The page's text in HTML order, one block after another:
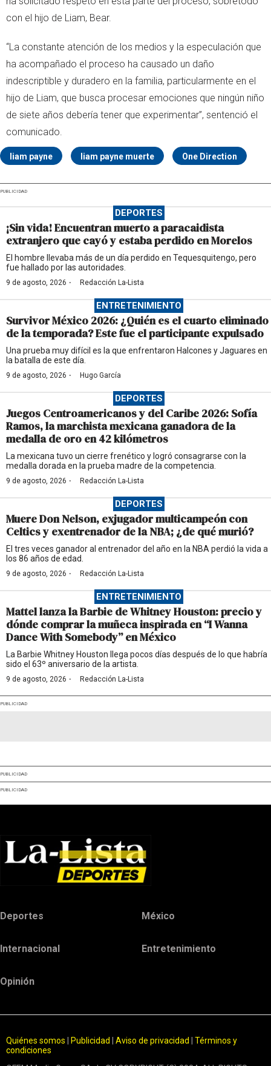
con el hijo de Liam, Bear.
“La constante atención de los medios y la especulación que
ha acompañado el proceso ha causado un daño
indescriptible y duradero en la familia, particularmente en el
hijo de Liam, que busca procesar emociones que ningún niño
de siete años debería tener que experimentar”, sentenció el
comunicado.
liam payne liam payne muerte One Direction
PUBLICIDAD
DEPORTES
¡Sin vida! Encuentran muerto a paracaidista
extranjero que cayó y estaba perdido en Morelos
El hombre llevaba más de un día perdido en Tequesquitengo, pero
fue hallado por las autoridades.
9 de agosto, 2026 · Redacción La-Lista
ENTRETENIMIENTO
Survivor México 2026: ¿Quién es el cuarto eliminado
de la temporada? Este fue el participante expulsado
Una prueba muy difícil es la que enfrentaron Halcones y Jaguares en
la batalla de este día.
9 de agosto, 2026 · Hugo García
DEPORTES
Juegos Centroamericanos y del Caribe 2026: Sofía
Ramos, la marchista mexicana ganadora de la
medalla de oro en 42 kilómetros
La mexicana tuvo un cierre frenético y logró consagrarse con la
medalla dorada en la prueba madre de la competencia.
9 de agosto, 2026 · Redacción La-Lista
DEPORTES
Muere Don Nelson, exjugador multicampeón con
Celtics y exentrenador de la NBA; ¿de qué murió?
El tres veces ganador al entrenador del año en la NBA perdió la vida a
los 86 años de edad.
9 de agosto, 2026 · Redacción La-Lista
ENTRETENIMIENTO
Mattel lanza la Barbie de Whitney Houston: precio y
dónde comprar la muñeca inspirada en “I Wanna
Dance With Somebody” en México
La Barbie Whitney Houston llega pocos días después de lo que habría
sido el 63º aniversario de la artista.
9 de agosto, 2026 · Redacción La-Lista
PUBLICIDAD
PUBLICIDAD
PUBLICIDAD
Deportes México
Internacional Entretenimiento
Opinión
Quiénes somos Publicidad Aviso de privacidad
Términos y
condiciones